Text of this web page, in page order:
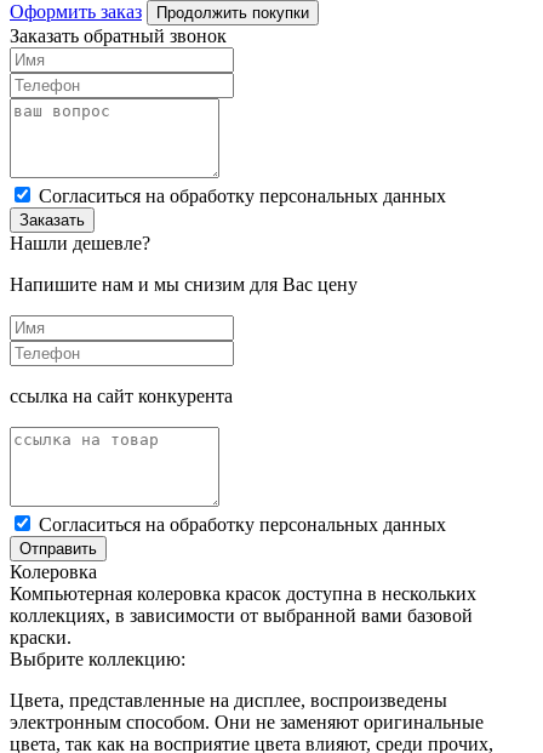
Оформить заказ
Продолжить покупки
Заказать обратный звонок
Cогласиться на обработку персональных данных
Заказать
Нашли дешевле?
Напишите нам и мы снизим для Вас цену
ссылка на сайт конкурента
Cогласиться на обработку персональных данных
Отправить
Колеровка
Компьютерная колеровка красок доступна в нескольких
коллекциях, в зависимости от выбранной вами базовой
краски.
Выбрите коллекцию:
Цвета, представленные на дисплее, воспроизведены
электронным способом. Они не заменяют оригинальные
цвета, так как на восприятие цвета влияют, среди прочих,